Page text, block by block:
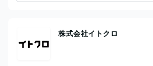
株式会社イトクロ